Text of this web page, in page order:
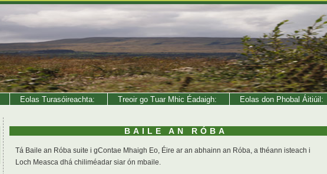
Eolas Turasóireachta: Treoir go Tuar Mhic Éadaigh: Eolas don Phobal Áitiúil:
BAILE AN RÓBA
Tá Baile an Róba suite i gContae Mhaigh Eo, Éire ar an abhainn an Róba, a théann isteach i
Loch Measca dhá chiliméadar siar ón mbaile.